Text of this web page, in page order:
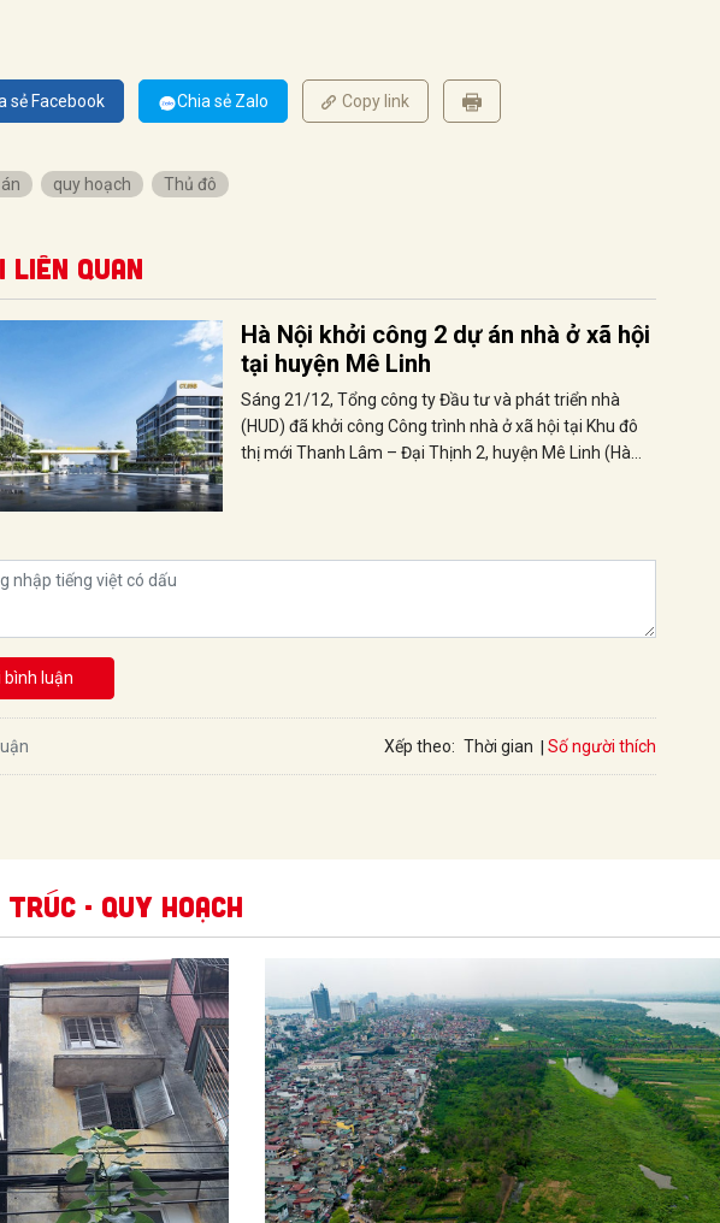
sẻ Facebook Chia sẻ Zalo Copy link
quy hoạch Thủ đô
liên quan
Hà Nội khởi công 2 dự án nhà ở xã hội
tại huyện Mê Linh
Sáng 21/12, Tổng công ty Đầu tư và phát triển nhà
(HUD) đã khởi công Công trình nhà ở xã hội tại Khu đô
thị mới Thanh Lâm – Đại Thịnh 2, huyện Mê Linh (Hà
bình luận
Xếp theo: Thời gian Số người thích
trúc - Quy hoạch